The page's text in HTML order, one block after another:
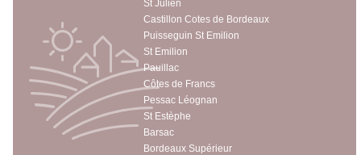
St Julien
Castillon Cotes de Bordeaux
Puisseguin St Emilion
St Emilion
Pauillac
Côtes de Francs
Pessac Léognan
St Estèphe
Barsac
Bordeaux Supérieur